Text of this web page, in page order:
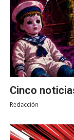
Cinco
Redacción